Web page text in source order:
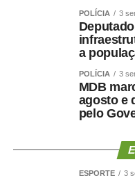
POLÍCIA 3
a
POLÍCIA 3
MDB
agosto e
pelo
ESPORTE 3